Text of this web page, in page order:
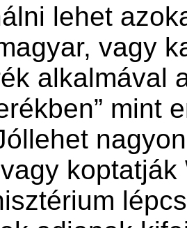
lehet
vagy
alkalmával
mint